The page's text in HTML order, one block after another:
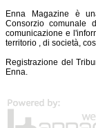
Enna Magazine è
Consorzio comunale
comunicazione e
territorio , di società,
Registrazione del
Enna.